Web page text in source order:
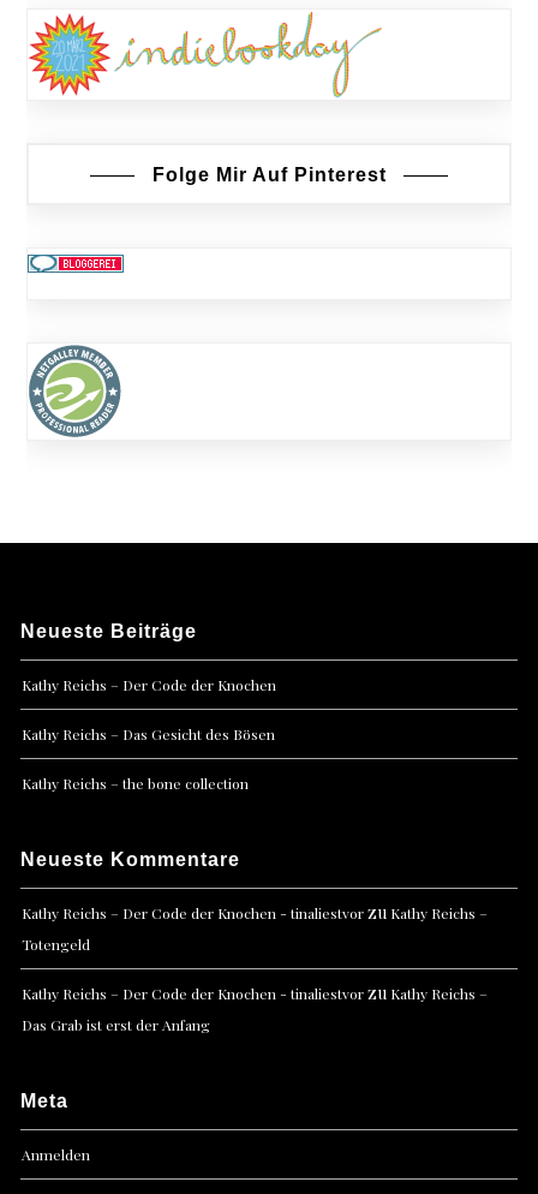
Folge Mir Auf Pinterest
Neueste Beiträge
Kathy Reichs – Der Code der Knochen
Kathy Reichs – Das Gesicht des Bösen
Kathy Reichs – the bone collection
Neueste Kommentare
Kathy Reichs – Der Code der Knochen - tinaliestvorzu Kathy Reichs –
Totengeld
Kathy Reichs – Der Code der Knochen - tinaliestvorzu Kathy Reichs –
Das Grab ist erst der Anfang
Meta
Anmelden